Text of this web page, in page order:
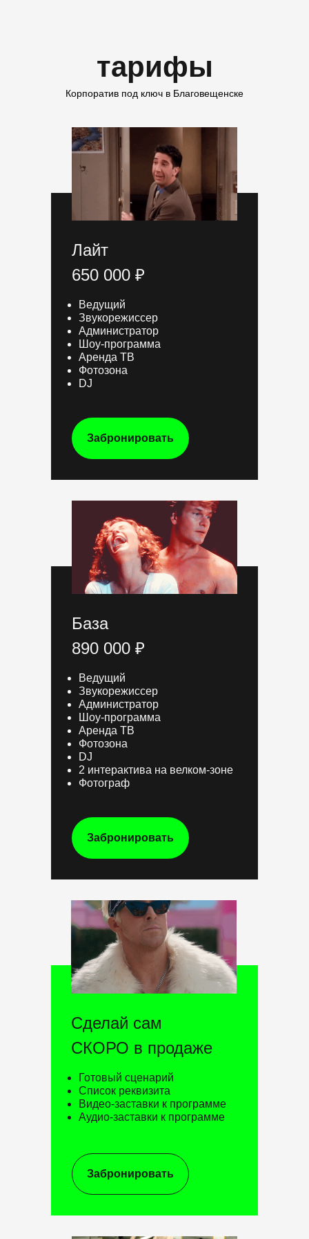
тарифы
Корпоратив под ключ в Благовещенске
Лайт
Сделай сам
База
650 000 ₽
890 000 ₽
Ведущий
Звукорежиссер
Администратор
Шоу-программа
Аренда ТВ
Фотозона
DJ
Готовый сценарий
Список реквизита
Видео-заставки к программе
Аудио-заставки к программе
Ведущий
Звукорежиссер
Администратор
Шоу-программа
Аренда ТВ
Фотозона
DJ
2 интерактива на велком-зоне
Фотограф
Забронировать
Забронировать
Забронировать
СКОРО в продаже